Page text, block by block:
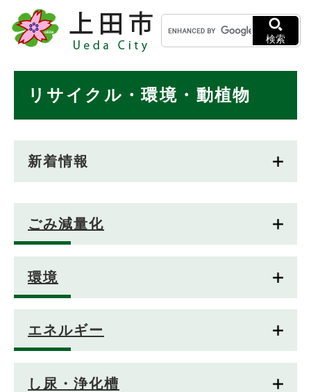
メニューを飛ばして本文へ
キ
ー
ワ
検
検索
リサイクル・環境・動植物
新着情報
ごみ減量化
環境
エネルギー
し尿・浄化槽